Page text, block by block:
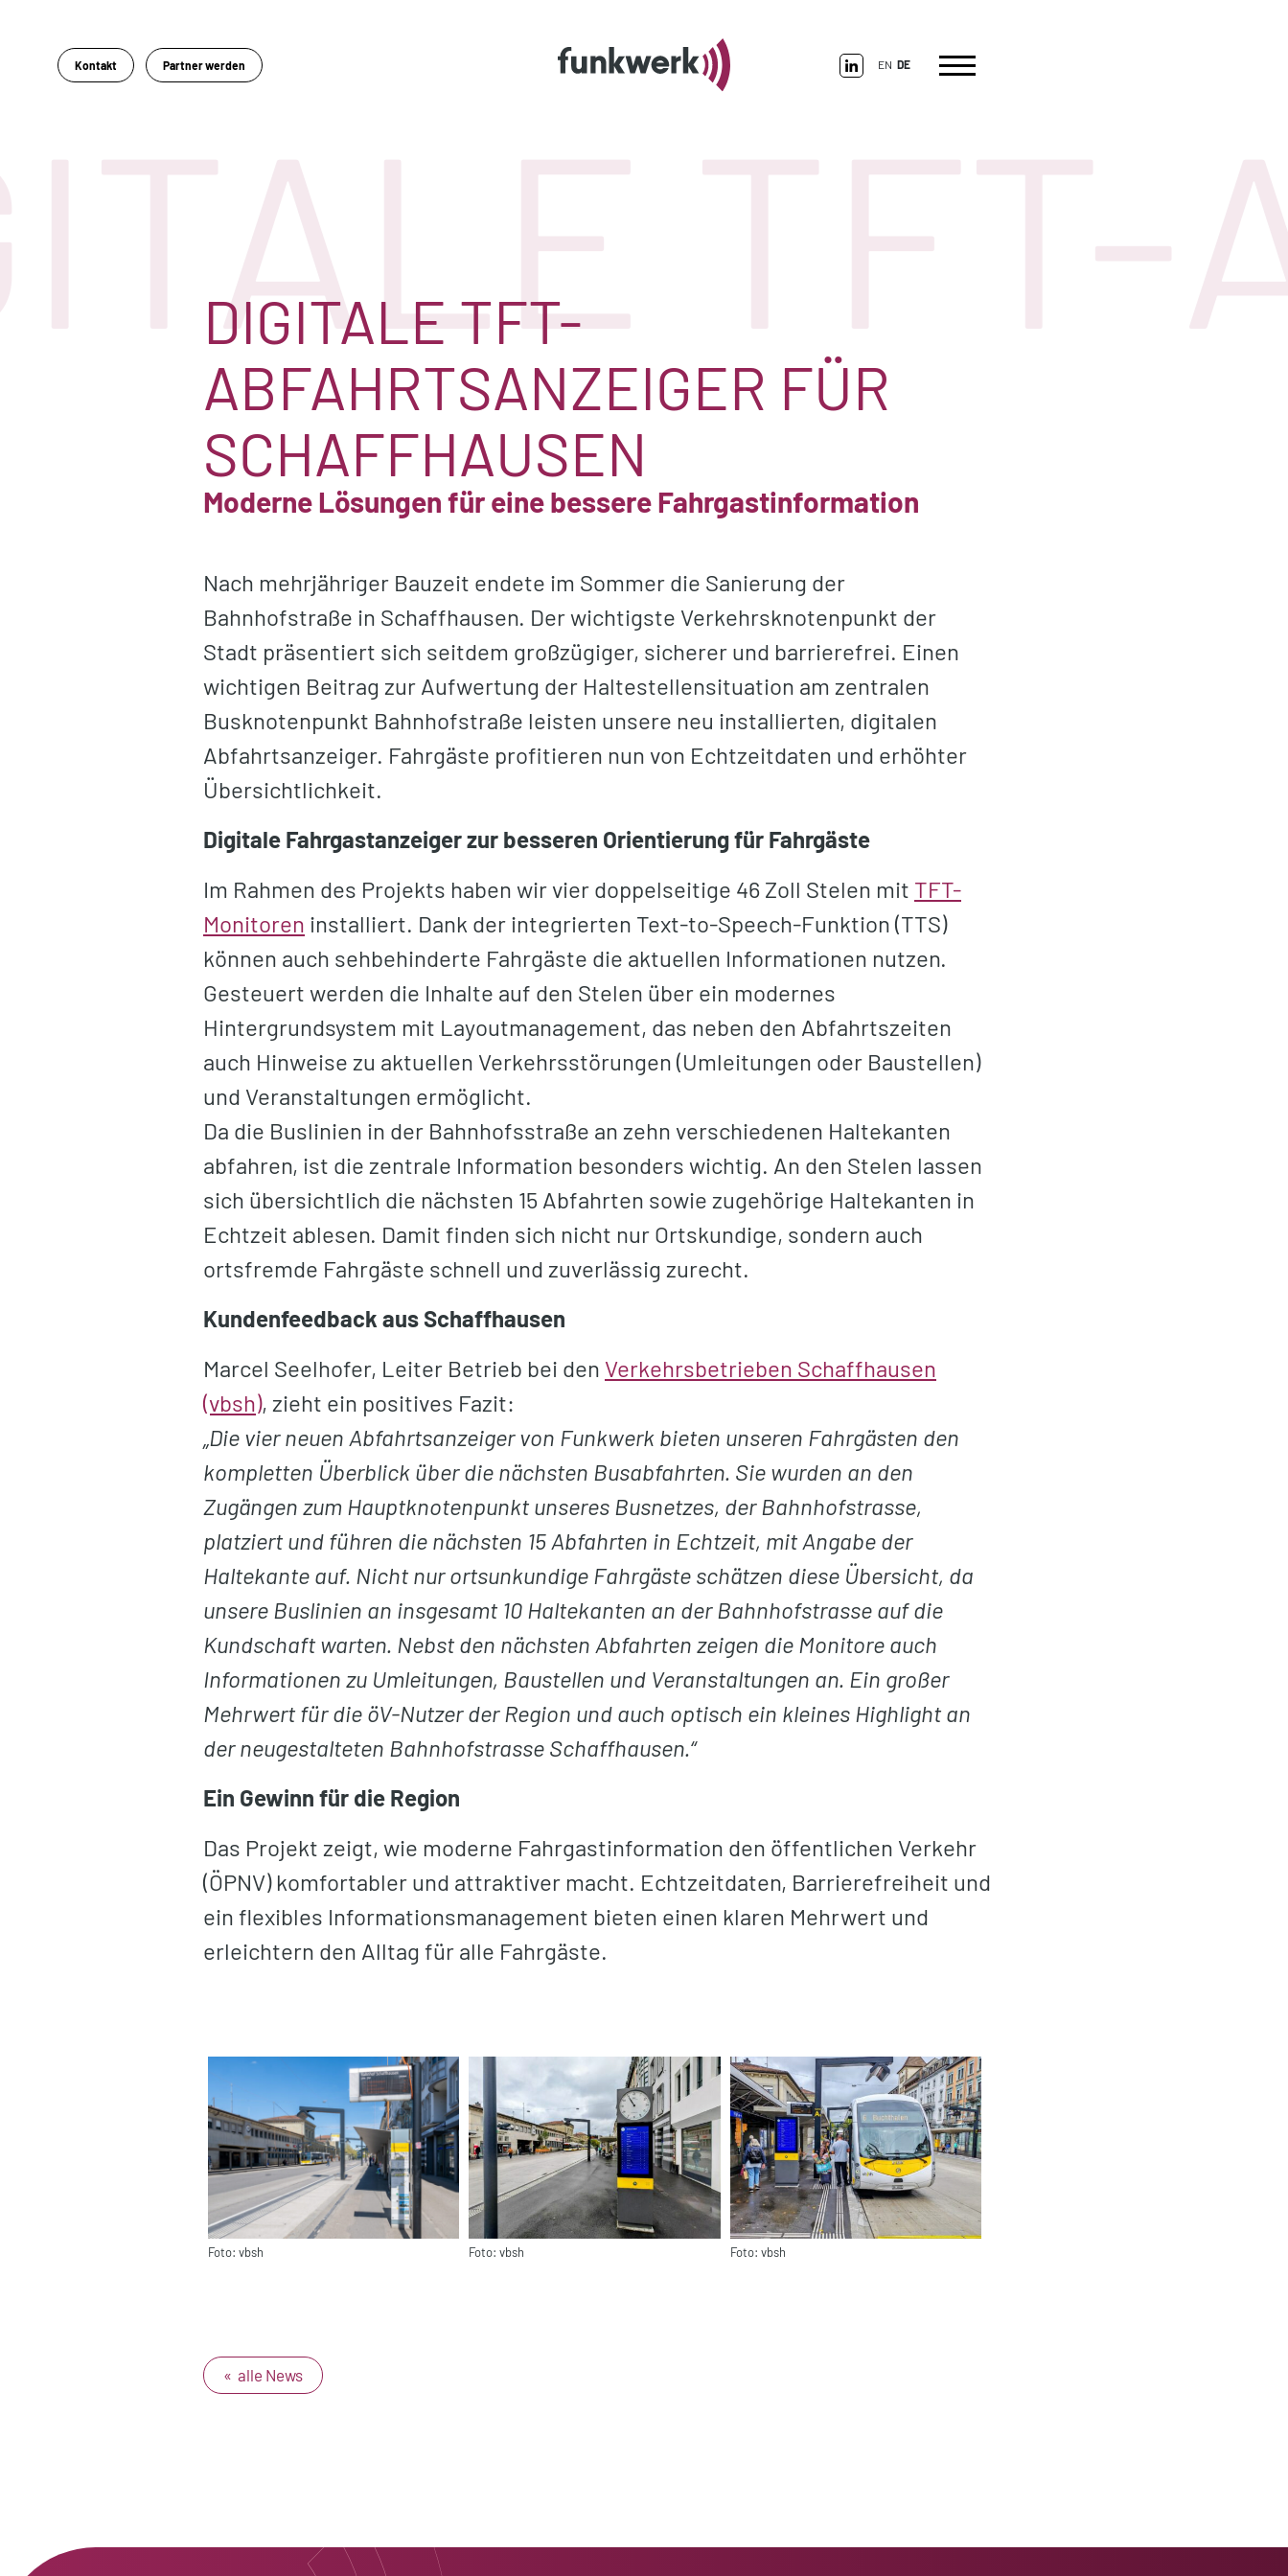
Kontakt Partner werden EN DE
TFT-
DIGITALE TFT-
ABFAHRTSANZEIGER FÜR
SCHAFFHAUSEN
Moderne Lösungen für eine bessere Fahrgastinformation
Nach mehrjähriger Bauzeit endete im Sommer die Sanierung der
Bahnhofstraße in Schaffhausen. Der wichtigste Verkehrsknotenpunkt der
Stadt präsentiert sich seitdem großzügiger, sicherer und barrierefrei. Einen
wichtigen Beitrag zur Aufwertung der Haltestellensituation am zentralen
Busknotenpunkt Bahnhofstraße leisten unsere neu installierten, digitalen
Abfahrtsanzeiger. Fahrgäste profitieren nun von Echtzeitdaten und erhöhter
Übersichtlichkeit.
Digitale Fahrgastanzeiger zur besseren Orientierung für Fahrgäste
Im Rahmen des Projekts haben wir vier doppelseitige 46 Zoll Stelen mit TFT-
Monitoren installiert. Dank der integrierten Text-to-Speech-Funktion (TTS)
können auch sehbehinderte Fahrgäste die aktuellen Informationen nutzen.
Gesteuert werden die Inhalte auf den Stelen über ein modernes
Hintergrundsystem mit Layoutmanagement, das neben den Abfahrtszeiten
auch Hinweise zu aktuellen Verkehrsstörungen (Umleitungen oder Baustellen)
und Veranstaltungen ermöglicht.
Da die Buslinien in der Bahnhofsstraße an zehn verschiedenen Haltekanten
abfahren, ist die zentrale Information besonders wichtig. An den Stelen lassen
sich übersichtlich die nächsten 15 Abfahrten sowie zugehörige Haltekanten in
Echtzeit ablesen. Damit finden sich nicht nur Ortskundige, sondern auch
ortsfremde Fahrgäste schnell und zuverlässig zurecht.
Kundenfeedback aus Schaffhausen
Marcel Seelhofer, Leiter Betrieb bei den Verkehrsbetrieben Schaffhausen
(vbsh), zieht ein positives Fazit:
„Die vier neuen Abfahrtsanzeiger von Funkwerk bieten unseren Fahrgästen den
kompletten Überblick über die nächsten Busabfahrten. Sie wurden an den
Zugängen zum Hauptknotenpunkt unseres Busnetzes, der Bahnhofstrasse,
platziert und führen die nächsten 15 Abfahrten in Echtzeit, mit Angabe der
Haltekante auf. Nicht nur ortsunkundige Fahrgäste schätzen diese Übersicht, da
unsere Buslinien an insgesamt 10 Haltekanten an der Bahnhofstrasse auf die
Kundschaft warten. Nebst den nächsten Abfahrten zeigen die Monitore auch
Informationen zu Umleitungen, Baustellen und Veranstaltungen an. Ein großer
Mehrwert für die öV-Nutzer der Region und auch optisch ein kleines Highlight an
der neugestalteten Bahnhofstrasse Schaffhausen.“
Ein Gewinn für die Region
Das Projekt zeigt, wie moderne Fahrgastinformation den öffentlichen Verkehr
(ÖPNV) komfortabler und attraktiver macht. Echtzeitdaten, Barrierefreiheit und
ein flexibles Informationsmanagement bieten einen klaren Mehrwert und
erleichtern den Alltag für alle Fahrgäste.
Foto: vbsh Foto: vbsh Foto: vbsh
« alle News